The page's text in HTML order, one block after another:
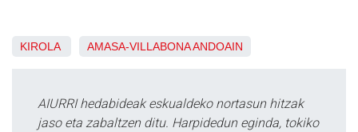
KIROLA AMASA-VILLABONAANDOAIN
AIURRI hedabideak eskualdeko nortasun hitzak
jaso eta zabaltzen ditu. Harpidedun eginda, tokiko